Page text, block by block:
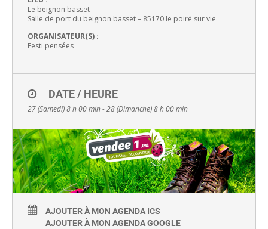
Le beignon basset
Salle de port du beignon basset – 85170 le poiré sur vie
ORGANISATEUR(S) :
Festi pensées
DATE / HEURE
27 (Samedi) 8 h 00 min - 28 (Dimanche) 8 h 00 min
AJOUTER À MON AGENDA ICS
AJOUTER À MON AGENDA GOOGLE